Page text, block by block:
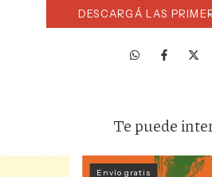
DESCARGÁ LAS
Te puede
Envío gratis